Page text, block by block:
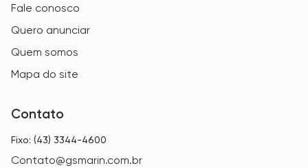
Fale conosco
Quero anunciar
Quem somos
Mapa do site
Contato
Fixo: (43) 3344-4600
Contato@gsmarin.com.br